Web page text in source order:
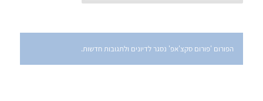
הפורום 'פורום סקצ'אפ' נסגר לדיונים ולתגובות חדשות.